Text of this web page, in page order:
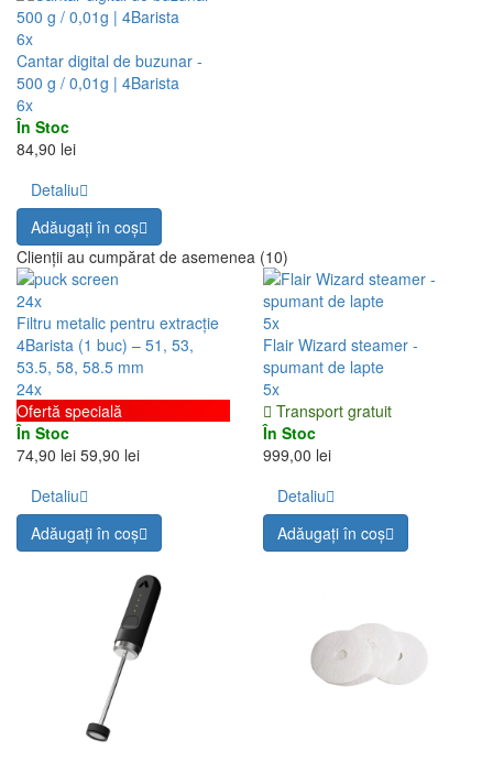
6x
Cantar digital de buzunar -
500 g / 0,01g | 4Barista
6x
În Stoc
84,90 lei
Detaliu
Adăugați în coş
Clienții au cumpărat de asemenea (10)
24x
Filtru metalic pentru extracție
4Barista (1 buc) – 51, 53,
53.5, 58, 58.5 mm
24x
Ofertă specială
În Stoc
74,90 lei 59,90 lei
Detaliu
Adăugați în coş
5x
Flair Wizard steamer -
spumant de lapte
5x
Transport gratuit
În Stoc
999,00 lei
Detaliu
Adăugați în coş